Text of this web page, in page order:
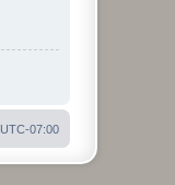
UTC-07:00